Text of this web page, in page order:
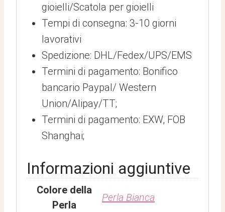
gioielli/Scatola per gioielli
Tempi di consegna: 3-10 giorni
lavorativi
Spedizione: DHL/Fedex/UPS/EMS
Termini di pagamento: Bonifico
bancario Paypal/ Western
Union/Alipay/TT;
Termini di pagamento: EXW, FOB
Shanghai;
Informazioni aggiuntive
Colore della
Perla
Perla Bianca